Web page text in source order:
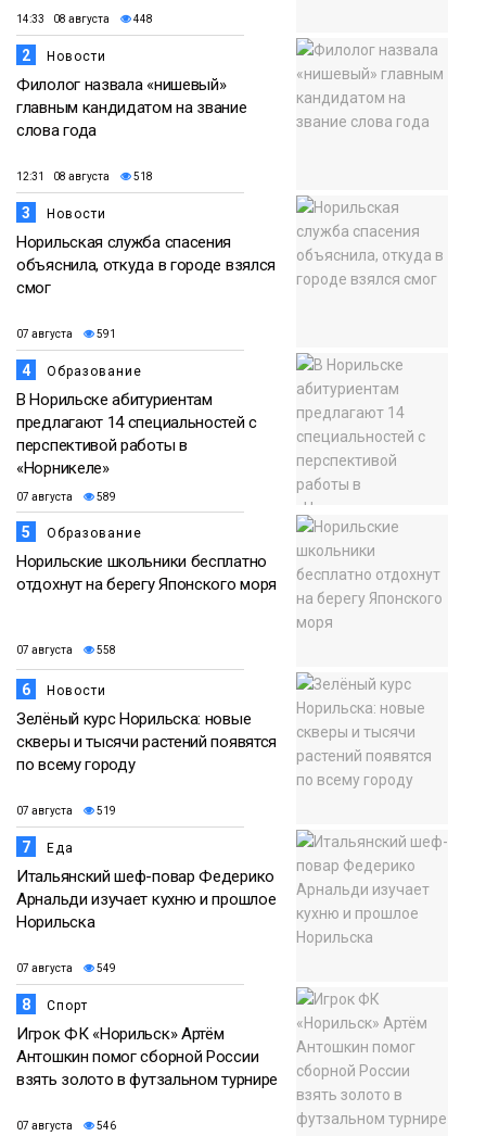
14:33 08 августа 448
2 Новости
Филолог назвала «нишевый»
главным кандидатом на звание
слова года
12:31 08 августа 518
3 Новости
Норильская служба спасения
объяснила, откуда в городе взялся
смог
07 августа 591
4 Образование
В Норильске абитуриентам
предлагают 14 специальностей с
перспективой работы в
«Норникеле»
07 августа 589
5 Образование
Норильские школьники бесплатно
отдохнут на берегу Японского моря
07 августа 558
6 Новости
Зелёный курс Норильска: новые
скверы и тысячи растений появятся
по всему городу
07 августа 519
7 Еда
Итальянский шеф-повар Федерико
Арнальди изучает кухню и прошлое
Норильска
07 августа 549
8 Спорт
Игрок ФК «Норильск» Артём
Антошкин помог сборной России
взять золото в футзальном турнире
07 августа 546